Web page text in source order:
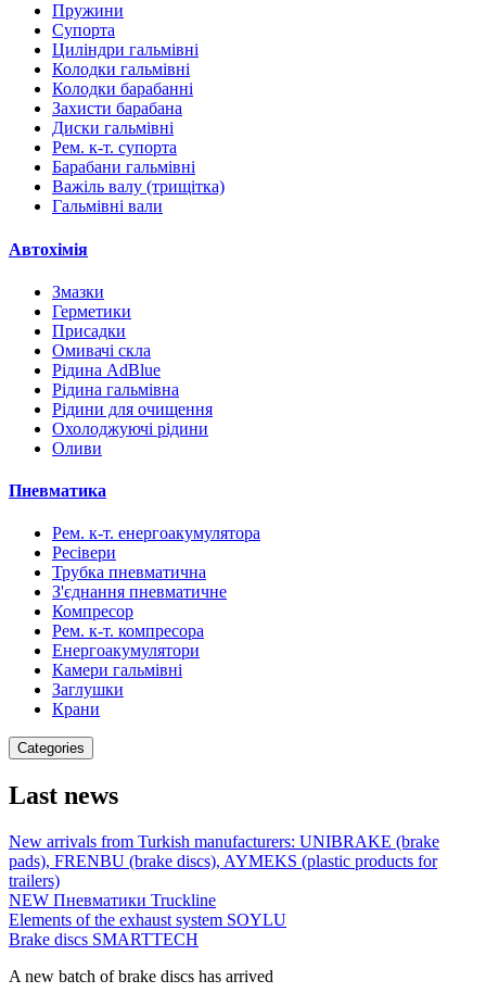
Пружини
Супорта
Циліндри гальмівні
Колодки гальмівні
Колодки барабанні
Захисти барабана
Диски гальмівні
Рем. к-т. супорта
Барабани гальмівні
Важіль валу (трищітка)
Гальмівні вали
Автохімія
Змазки
Герметики
Присадки
Омивачі скла
Рідина AdBlue
Рідина гальмівна
Рідини для очищення
Охолоджуючі рідини
Оливи
Пневматика
Рем. к-т. енергоакумулятора
Ресівери
Трубка пневматична
З'єднання пневматичне
Компресор
Рем. к-т. компресора
Енергоакумулятори
Камери гальмівні
Заглушки
Крани
Categories
Last news
New arrivals from Turkish manufacturers: UNIBRAKE (brake
pads), FRENBU (brake discs), AYMEKS (plastic products for
trailers)
NEW Пневматики Truckline
Elements of the exhaust system SOYLU
Brake discs SMARTTECH
A new batch of brake discs has arrived